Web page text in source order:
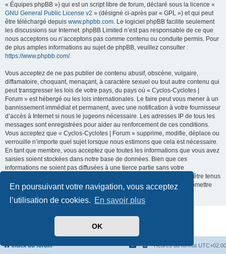
En poursuivant votre navigation, vous acceptez
l’utilisation de cookies. En savoir plus
OK
« Équipes phpBB ») qui est un script libre de forum, déclaré sous la licence «
GNU General Public License v2 » (désigné ci-après par « GPL ») et qui peut
être téléchargé depuis www.phpbb.com. Le logiciel phpBB facilite seulement
les discussions sur Internet. phpBB Limited n’est pas responsable de ce que
nous acceptons ou n’acceptons pas comme contenu ou conduite permis. Pour
de plus amples informations au sujet de phpBB, veuillez consulter :
https://www.phpbb.com/.
Vous acceptez de ne pas publier de contenu abusif, obscène, vulgaire,
diffamatoire, choquant, menaçant, à caractère sexuel ou tout autre contenu qui
peut transgresser les lois de votre pays, du pays où « Cyclos-Cyclotes |
Forum » est hébergé ou les lois internationales. Le faire peut vous mener à un
bannissement immédiat et permanent, avec une notification à votre fournisseur
d’accès à Internet si nous le jugeons nécessaire. Les adresses IP de tous les
messages sont enregistrées pour aider au renforcement de ces conditions.
Vous acceptez que « Cyclos-Cyclotes | Forum » supprime, modifie, déplace ou
verrouille n’importe quel sujet lorsque nous estimons que cela est nécessaire.
En tant que membre, vous acceptez que toutes les informations que vous avez
saisies soient stockées dans notre base de données. Bien que ces
informations ne soient pas diffusées à une tierce partie sans votre
consentement, ni « Cyclos-Cyclotes | Forum », ni phpBB ne pourront être tenus
comme responsables en cas de tentative de piratage visant à compromettre
Index du forum Heures au format UTC+02:00
Développé parphpBB® Forum Software © phpBB Limited
Traduit par
Confidentialité|Conditions